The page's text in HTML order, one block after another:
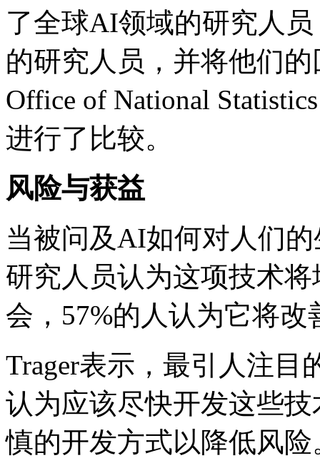
了全球AI领域的研究人
的研究人员，并将他们
Office of National
进行了比较。
风险与获益
当被问及AI如何对人们
研究人员认为这项技术
会，57%的人认为它将
Trager表示，最引人注
认为应该尽快开发这些
慎的开发方式以降低风险